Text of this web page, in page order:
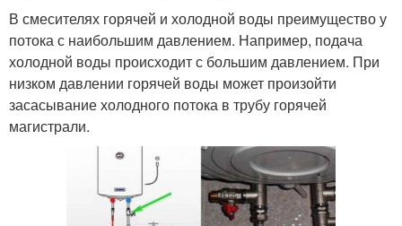
В смесителях горячей и холодной воды преимущество у
потока с наибольшим давлением. Например, подача
холодной воды происходит с большим давлением. При
низком давлении горячей воды может произойти
засасывание холодного потока в трубу горячей
магистрали.